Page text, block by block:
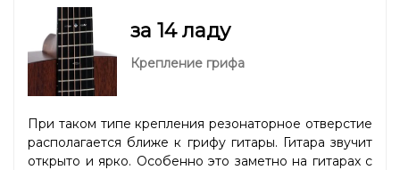
за 14 ладу
Крепление грифа
При таком типе крепления резонаторное отверстие
располагается ближе к грифу гитары. Гитара звучит
открыто и ярко. Особенно это заметно на гитарах с